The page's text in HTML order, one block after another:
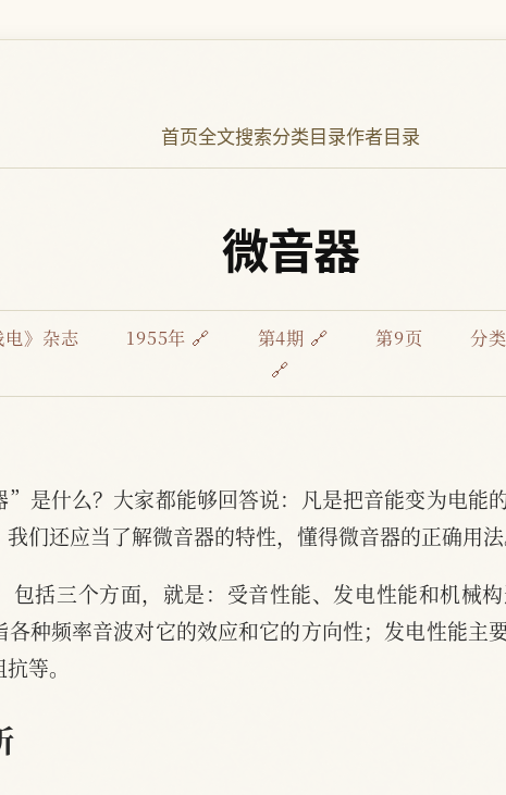
首页全文搜索分类目录作者目录
微音器
电》杂志 1955年 🔗 第4期 🔗 第9页 分类
🔗
是什么？大家都能够回答说：凡是把音能变为电
们还应当了解微音器的特性，懂得微音器的正确用法
包括三个方面，就是：受音性能、发电性能和机械
种频率音波对它的效应和它的方向性；发电性能主
等。